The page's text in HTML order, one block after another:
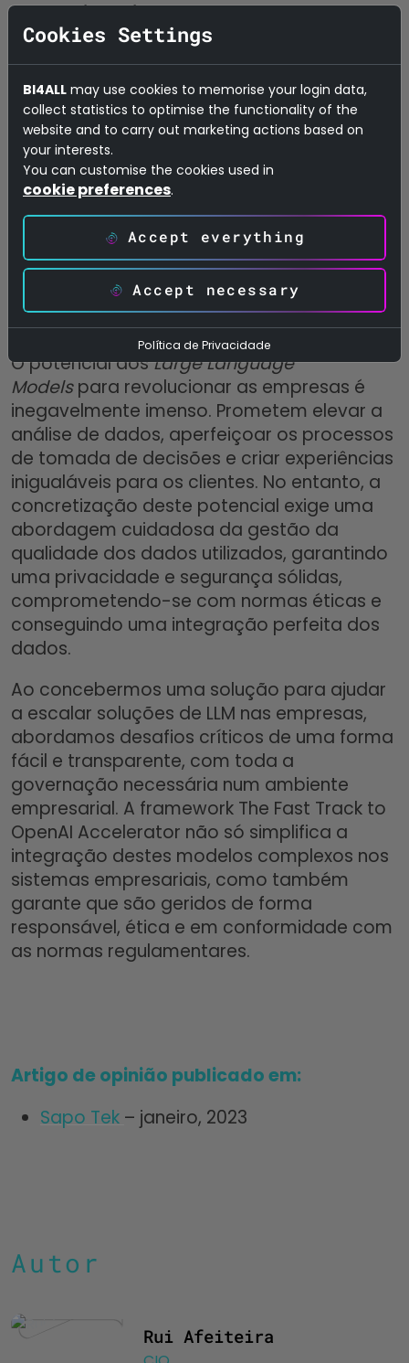
O desafio da integração e
interoperabilidade de dados:
técnico significativo para os LLM nas
empresas é a integração e a
interoperabilidade com os ecossistemas de
dados existentes. A normalização dos
formatos de dados e a harmonização entre
diferentes sistemas são essenciais para
uma integração perfeita dos dados. As
técnicas de transformação e os protocolos
de intercâmbio, como as API, são
fundamentais para garantir que os LLM
possam comunicar eficazmente através de
diversas plataformas e aplicações.
O potencial dosLarge Language
Modelspara revolucionar as empresas é
inegavelmente imenso. Prometem elevar a
análise de dados, aperfeiçoar os processos
de tomada de decisões e criar experiências
inigualáveis para os clientes. No entanto, a
concretização deste potencial exige uma
abordagem cuidadosa da gestão da
qualidade dos dados utilizados, garantindo
uma privacidade e segurança sólidas,
comprometendo-se com normas éticas e
conseguindo uma integração perfeita dos
dados.
Ao concebermos uma solução para ajudar
a escalar soluções de LLM nas empresas,
abordamos desafios críticos de uma forma
fácil e transparente, com toda a
governação necessária num ambiente
empresarial. A framework The Fast Track to
OpenAI Accelerator não só simplifica a
integração destes modelos complexos nos
sistemas empresariais, como também
garante que são geridos de forma
responsável, ética e em conformidade com
as normas regulamentares.
Artigo de opinião publicado em:
Sapo Tek – janeiro, 2023
Autor
Rui Afeiteira
Cookies Settings
BI4ALL may use cookies to memorise your login data,
collect statistics to optimise the functionality of the
website and to carry out marketing actions based on
your interests.
You can customise the cookies used in
cookie preferences.
Accept everything
Accept necessary
Política de Privacidade